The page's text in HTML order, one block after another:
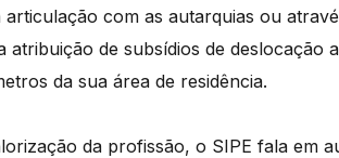
articulação com as autarquias ou
atribuição de subsídios de deslocação
da sua área de residência.
da profissão, o SIPE fala em